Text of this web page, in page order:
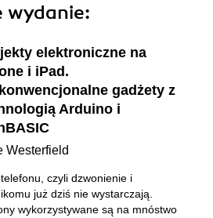
wydanie:
elektroniczne na
i iPad.
gadżety z
Arduino i
Westerfield
czyli dzwonienie i
już dziś nie wystarczają.
wykorzystywane są na mnóstwo